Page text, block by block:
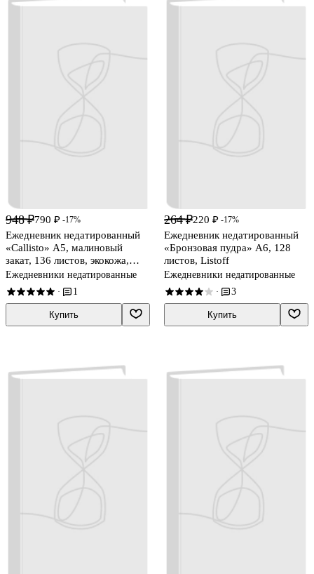
948 ₽790 ₽ -17%
Ежедневник недатированный
«Callisto» А5, малиновый
закат, 136 листов, экокожа,
Listoff
Ежедневники недатированные
· 1
Купить
264 ₽220 ₽ -17%
Ежедневник недатированный
«Бронзовая пудра» А6, 128
листов, Listoff
Ежедневники недатированные
· 3
Купить